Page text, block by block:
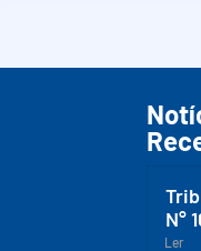
N°
Ler